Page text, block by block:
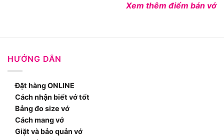
Xem thêm điểm bán vớ
HƯỚNG DẪN
Đặt hàng ONLINE
Cách nhận biết vớ tốt
Bảng đo size vớ
Cách mang vớ
Giặt và bảo quản vớ